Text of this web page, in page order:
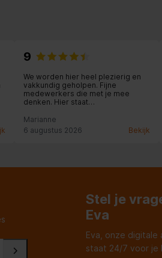
9
We worden hier heel plezierig en
vakkundig geholpen. Fijne
medewerkers die met je mee
denken. Hier staat
Marianne
6 augustus 2026
Bekijk
Stel je
Eva
Eva, onze digitale
staat 24/7 voor je